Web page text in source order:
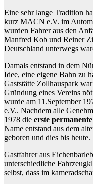
Eine sehr lange Tradition
kurz MACN e.V. im
wurden Fahrer aus den
Manfred Kob und Reiner
Deutschland unterwegs
Damals entstand in dem
Idee, eine eigene Bahn zu
Gaststätte Zollhauspark
Gründung eines Vereins
wurde am 11.September
e.V.. Nachdem alle
1978 die erste
Name entstand aus dem
geboren und dies bis heute.
Gastfahrer aus
unterschiedliche
selbst, dass im